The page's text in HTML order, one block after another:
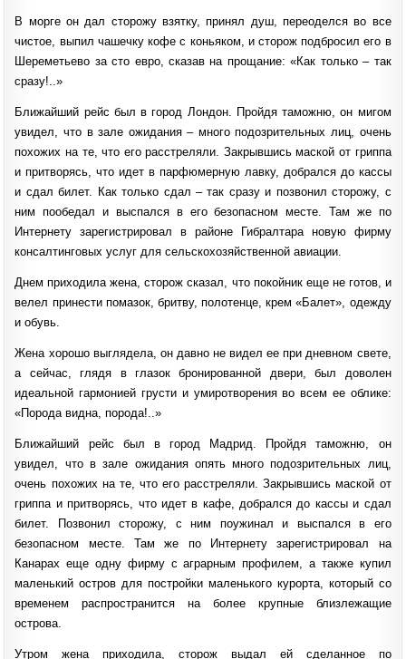
В морге он дал сторожу взятку, принял душ, переоделся во все
чистое, выпил чашечку кофе с коньяком, и сторож подбросил его в
Шереметьево за сто евро, сказав на прощание: «Как только – так
сразу!..»
Ближайший рейс был в город Лондон. Пройдя таможню, он мигом
увидел, что в зале ожидания – много подозрительных лиц, очень
похожих на те, что его расстреляли. Закрывшись маской от гриппа
и притворясь, что идет в парфюмерную лавку, добрался до кассы
и сдал билет. Как только сдал – так сразу и позвонил сторожу, с
ним пообедал и выспался в его безопасном месте. Там же по
Интернету зарегистрировал в районе Гибралтара новую фирму
консалтинговых услуг для сельскохозяйственной авиации.
Днем приходила жена, сторож сказал, что покойник еще не готов, и
велел принести помазок, бритву, полотенце, крем «Балет», одежду
и обувь.
Жена хорошо выглядела, он давно не видел ее при дневном свете,
а сейчас, глядя в глазок бронированной двери, был доволен
идеальной гармонией грусти и умиротворения во всем ее облике:
«Порода видна, порода!..»
Ближайший рейс был в город Мадрид. Пройдя таможню, он
увидел, что в зале ожидания опять много подозрительных лиц,
очень похожих на те, что его расстреляли. Закрывшись маской от
гриппа и притворясь, что идет в кафе, добрался до кассы и сдал
билет. Позвонил сторожу, с ним поужинал и выспался в его
безопасном месте. Там же по Интернету зарегистрировал на
Канарах еще одну фирму с аграрным профилем, а также купил
маленький остров для постройки маленького курорта, который со
временем распространится на более крупные близлежащие
острова.
Утром жена приходила, сторож выдал ей сделанное по